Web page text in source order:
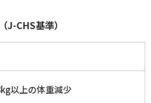
J-CHS基準）
以上の体重減少